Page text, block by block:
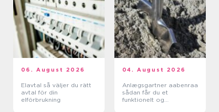
06. August 2026
Elavtal så väljer du rätt
avtal för din
elförbrukning
04. August 2026
Anlægsgartner aabenraa
sådan får du et
funktionelt og